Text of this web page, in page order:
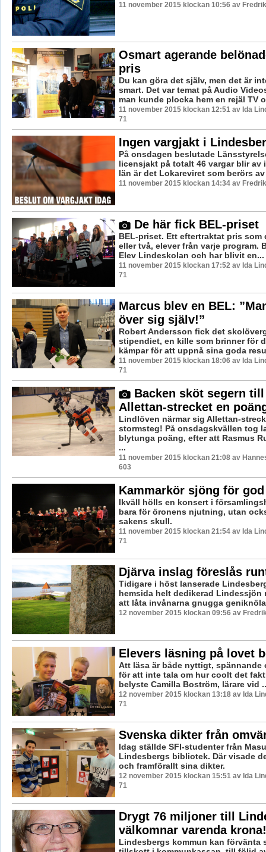
11 november 2015 klockan 10:56 av
Osmart agerande
pris
Du kan göra det själv, men det är
smart. Det var temat på Audio
man kunde plocka hem en rejäl TV
11 november 2015 klockan 12:51 av Ida
71
Ingen vargjakt i
På onsdagen beslutade
licensjakt på totalt 46 vargar blir av
län är det Lokareviret som berörs
11 november 2015 klockan 14:34 av
De här fick BEL-priset
BEL-priset. Ett eftertraktat pris som
eller två, elever från varje program.
Elev Lindeskolan och har blivit en...
11 november 2015 klockan 17:52 av Ida
71
Marcus blev en BEL:
över sig själv!”
Robert Andersson fick det
stipendiet, en kille som brinner för
kämpar för att uppnå sina goda
11 november 2015 klockan 18:06 av Ida
71
Backen sköt segern till
Allettan-strecket en
Lindlöven närmar sig Allettan-
stormsteg! På onsdagskvällen tog
blytunga poäng, efter att Rasmus
...
11 november 2015 klockan 21:08 av
603
Kammarkör sjöng för
Ikväll hölls en konsert i
bara för öronens njutning, utan
sakens skull.
11 november 2015 klockan 21:54 av Ida
71
Djärva inslag föreslås
Tidigare i höst lanserade
hemsida helt dedikerad Lindessjön
att låta invånarna gnugga
12 november 2015 klockan 09:56 av
Elevers läsning på lovet
Att läsa är både nyttigt, spännande
för att inte tala om hur coolt det
belyste Camilla Boström, lärare vid
12 november 2015 klockan 13:18 av Ida
71
Svenska dikter från
Idag ställde SFI-studenter från
Lindesbergs bibliotek. Där visade
och framförallt sina dikter.
12 november 2015 klockan 15:51 av Ida
71
Drygt 76 miljoner till
välkomnar varenda krona!
Lindesbergs kommun kan förvänta